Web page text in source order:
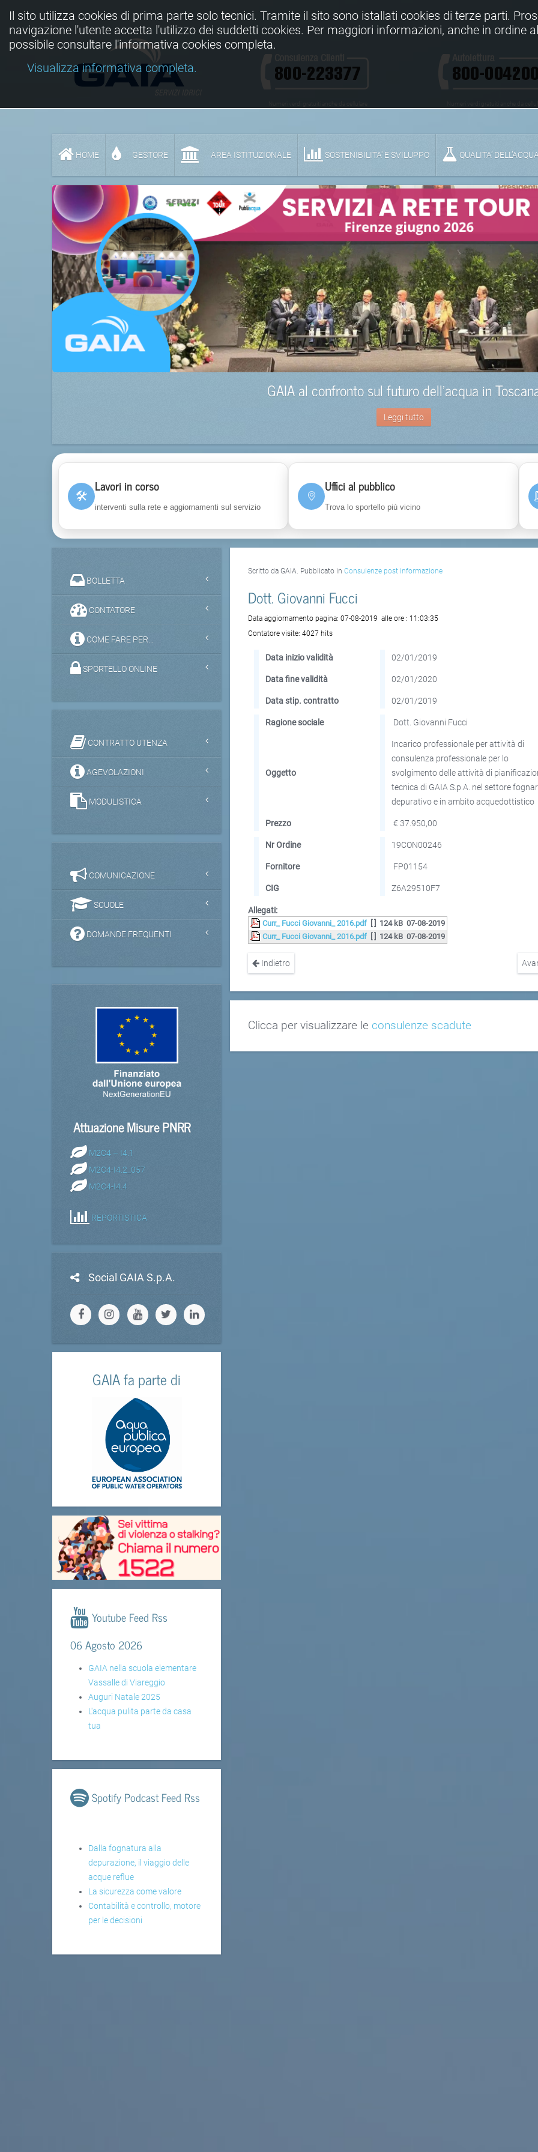
HOME GESTORE AREA ISTITUZIONALE SOSTENIBILITA' E SVILUPPO QUALITA’
GAIA al confronto sul futuro dell’acqua in
Leggi tutto
🛠
Lavori in corso
interventi sulla rete e aggiornamenti sul servizio
Uffici al pubblico
Trova lo sportello più vicino
Scritto da GAIA. Pubblicato inConsulenze post informazione
Dott. Giovanni Fucci
Data aggiornamento pagina:07-08-2019 alle ore : 11:03:35
Contatore visite:4027 hits
Data inizio validità 02/01/2019
Data fine validità 02/01/2020
Data stip. contratto 02/01/2019
Ragione sociale Dott. Giovanni Fucci
Oggetto
Incarico professionale per attività di
consulenza professionale per lo
svolgimento delle attività di
tecnica di GAIA S.p.A. nel settore
depurativo e in ambito acquedottistico
Prezzo € 37.950,00
Nr Ordine 19CON00246
Fornitore FP01154
CIG Z6A29510F7
Allegati:
Curr_ Fucci Giovanni_ 2016.pdf [ ] 124 kB 07-08-2019
Curr_ Fucci Giovanni_ 2016.pdf [ ] 124 kB 07-08-2019
Indietro
Clicca per visualizzare le consulenze scadute
BOLLETTA
CONTATORE
COME FARE PER...
SPORTELLO ONLINE
CONTRATTO UTENZA
AGEVOLAZIONI
MODULISTICA
COMUNICAZIONE
SCUOLE
DOMANDE FREQUENTI
Attuazione Misure PNRR
M2C4 – I4.1
M2C4-I4.2_057
M2C4-I4.4
REPORTISTICA
Social GAIA S.p.A.
GAIA fa parte di
Youtube Feed Rss
06 Agosto 2026
GAIA nella scuola elementare
Vassalle di Viareggio
Auguri Natale 2025
L'acqua pulita parte da casa
tua
Spotify Podcast Feed Rss
Dalla fognatura alla
depurazione, il viaggio delle
acque reflue
La sicurezza come valore
Contabilità e controllo, motore
per le decisioni
Il sito utilizza cookies di prima parte solo tecnici. Tramite il sito sono istallati cookies di terze parti.
navigazione l'utente accetta l'utilizzo dei suddetti cookies. Per maggiori informazioni, anche in ordine
possibile consultare l'informativa cookies completa.
Visualizza informativa completa.